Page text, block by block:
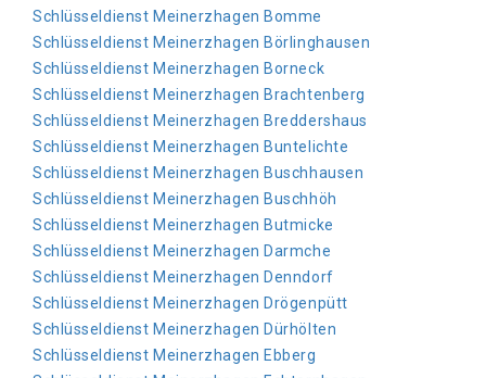
Schlüsseldienst Meinerzhagen Bomme
Schlüsseldienst Meinerzhagen Börlinghausen
Schlüsseldienst Meinerzhagen Borneck
Schlüsseldienst Meinerzhagen Brachtenberg
Schlüsseldienst Meinerzhagen Breddershaus
Schlüsseldienst Meinerzhagen Buntelichte
Schlüsseldienst Meinerzhagen Buschhausen
Schlüsseldienst Meinerzhagen Buschhöh
Schlüsseldienst Meinerzhagen Butmicke
Schlüsseldienst Meinerzhagen Darmche
Schlüsseldienst Meinerzhagen Denndorf
Schlüsseldienst Meinerzhagen Drögenpütt
Schlüsseldienst Meinerzhagen Dürhölten
Schlüsseldienst Meinerzhagen Ebberg